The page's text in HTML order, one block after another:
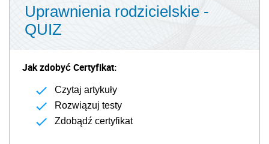
Uprawnienia rodzicielskie -
QUIZ
Jak zdobyć Certyfikat:
Czytaj artykuły
Rozwiązuj testy
Zdobądź certyfikat